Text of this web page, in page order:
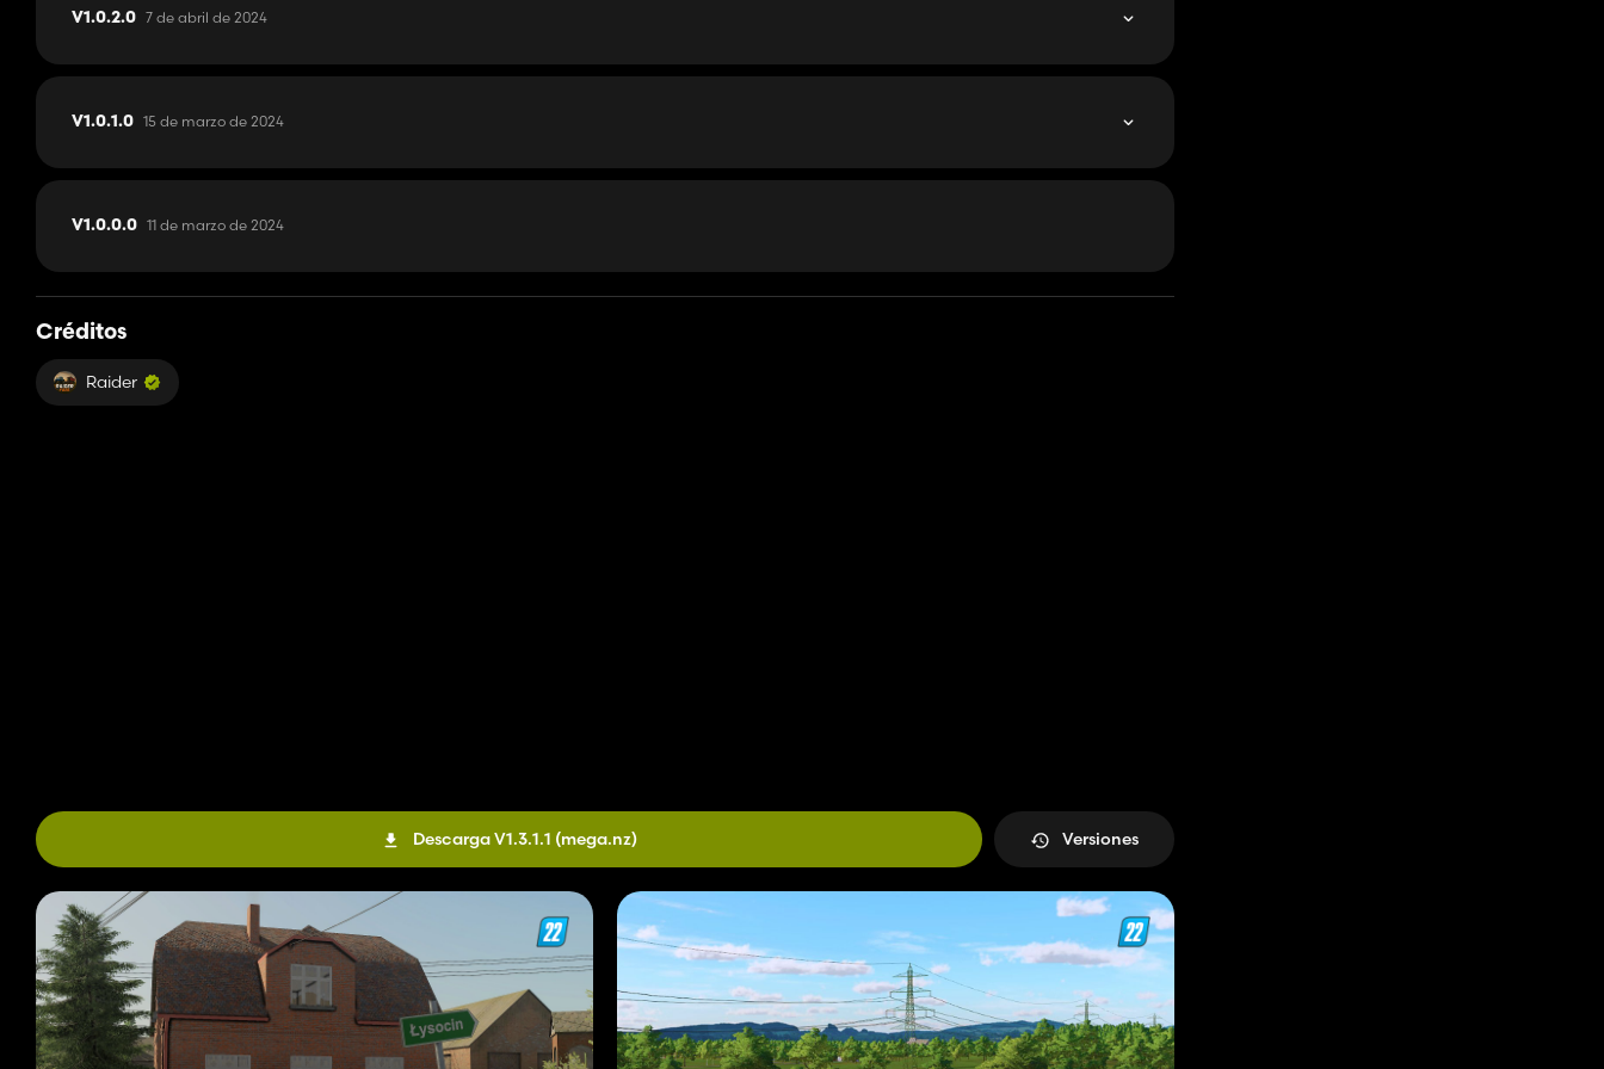
V1.0.2.0 7 de abril de 2024
V1.0.1.0 15 de marzo de 2024
V1.0.0.0 11 de marzo de 2024
Créditos
Raider
Descarga V1.3.1.1 (mega.nz) Versiones